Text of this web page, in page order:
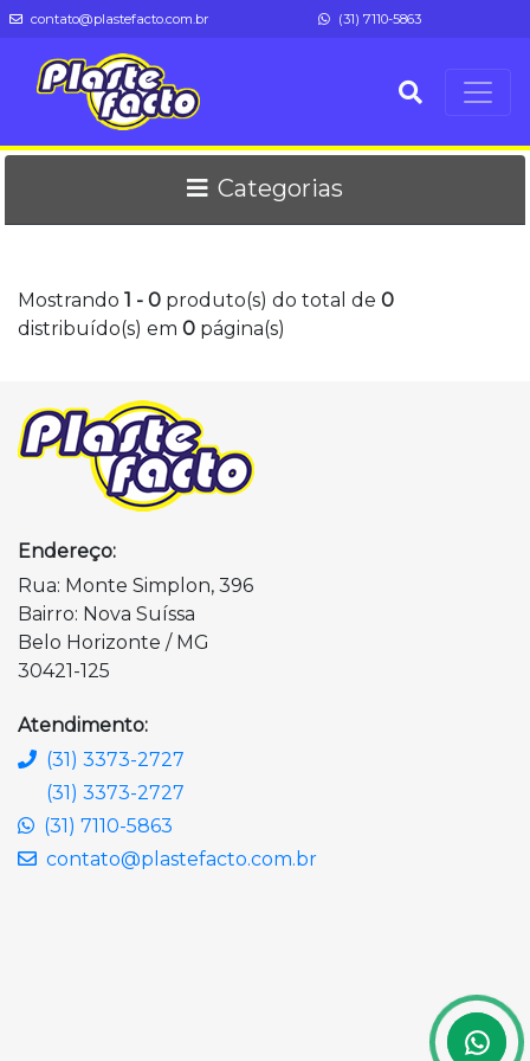
contato@plastefacto.com.br (31) 7110-5863
Categorias
Mostrando 1 - 0 produto(s) do total de 0
distribuído(s) em 0 página(s)
Endereço:
Rua: Monte Simplon, 396
Bairro: Nova Suíssa
Belo Horizonte / MG
30421-125
Atendimento:
(31) 3373-2727
(31) 3373-2727
(31) 7110-5863
contato@plastefacto.com.br